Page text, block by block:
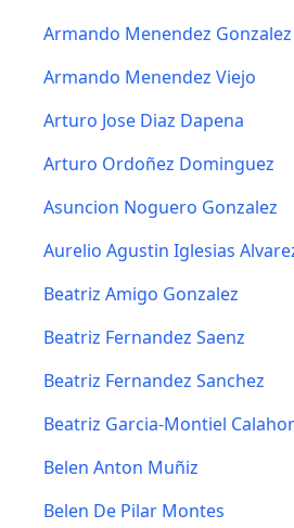
Armando Menendez Gonzalez
Armando Menendez Viejo
Arturo Jose Diaz Dapena
Arturo Ordoñez Dominguez
Asuncion Noguero Gonzalez
Aurelio Agustin Iglesias
Beatriz Amigo Gonzalez
Beatriz Fernandez Saenz
Beatriz Fernandez Sanchez
Beatriz Garcia-Montiel
Belen Anton Muñiz
Belen De Pilar Montes